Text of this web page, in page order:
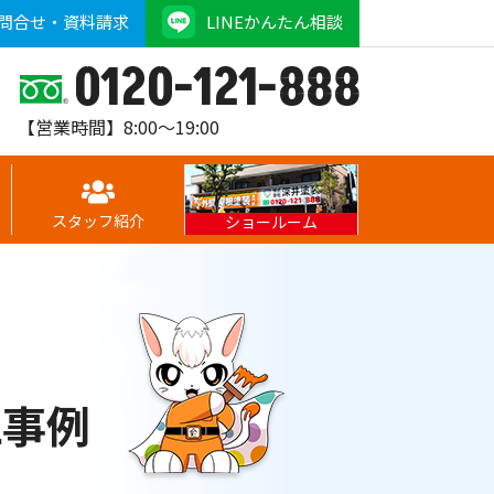
合せ・資料請求 LINEかんたん相談
0120-121-888
【営業時間】8:00～19:00
スタッフ紹介 ショールーム
例